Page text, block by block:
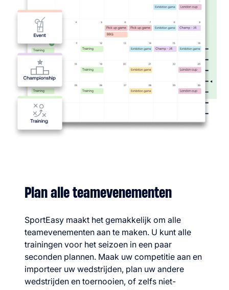
Plan alle teamevenementen
SportEasy maakt het gemakkelijk om alle
teamevenementen aan te maken. U kunt alle
trainingen voor het seizoen in een paar
seconden plannen. Maak uw competitie aan en
importeer uw wedstrijden, plan uw andere
wedstrijden en toernooien, of zelfs niet-